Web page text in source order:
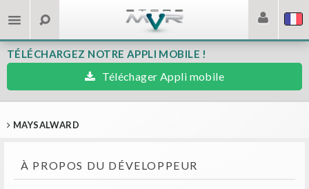
TÉLÉCHARGEZ NOTRE APPLI MOBILE !
Téléchager Appli mobile
MAYSALWARD
À PROPOS DU DÉVELOPPEUR